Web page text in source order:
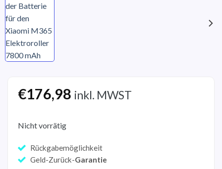
€176,98 inkl. MWST
Nicht vorrätig
Rückgabemöglichkeit
Geld-Zurück-Garantie